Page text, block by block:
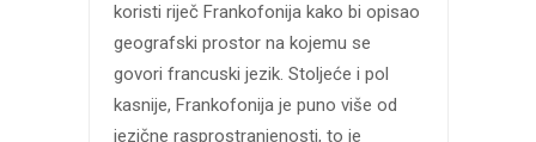
koristi riječ Frankofonija kako bi opisao
geografski prostor na kojemu se
govori francuski jezik. Stoljeće i pol
kasnije, Frankofonija je puno više od
jezične rasprostranjenosti, to je